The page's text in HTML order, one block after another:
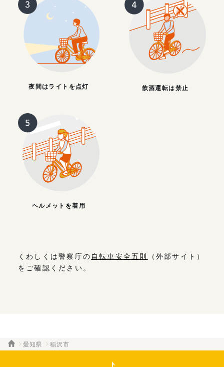
夜間はライトを点灯 飲酒運転は禁止
ヘルメットを着用
くわしくは警察庁の 自転車安全五則
（外部サイト）
をご確認ください。
愛知県 稲沢市